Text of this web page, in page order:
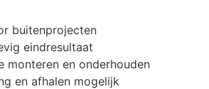
buitenprojecten
eindresultaat
monteren en onderhouden
en afhalen mogelijk